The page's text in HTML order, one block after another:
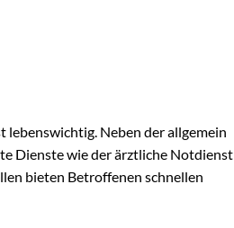
Neben der allgemein
Dienste wie der ärztliche Notdienst
bieten Betroffenen schnellen